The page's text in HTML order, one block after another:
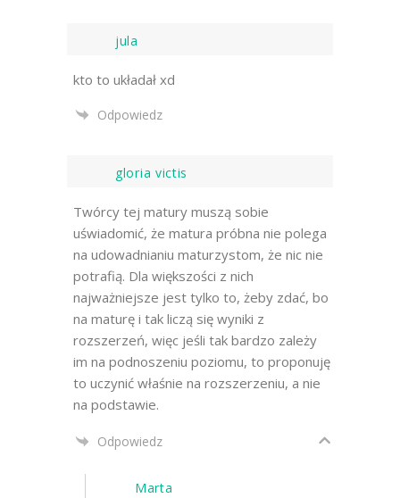
jula
kto to układał xd
Odpowiedz
gloria victis
Twórcy tej matury muszą sobie
uświadomić, że matura próbna nie polega
na udowadnianiu maturzystom, że nic nie
potrafią. Dla większości z nich
najważniejsze jest tylko to, żeby zdać, bo
na maturę i tak liczą się wyniki z
rozszerzeń, więc jeśli tak bardzo zależy
im na podnoszeniu poziomu, to proponuję
to uczynić właśnie na rozszerzeniu, a nie
na podstawie.
Odpowiedz
Marta